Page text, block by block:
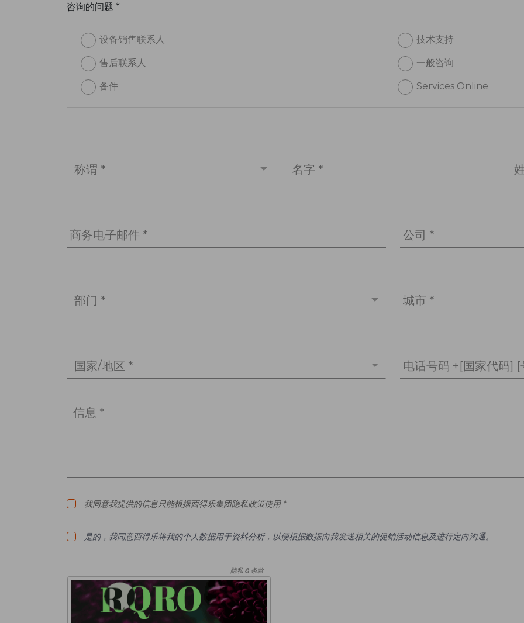
咨询的问题 *
设备销售联系人 技术支持
售后联系人 一般咨询
备件 Services Online
称谓 * 名字 *
商务电子邮件 * 公司 *
部门 * 城市 *
国家/地区 * 电话号码 +[国家代码] [
我同意我提供的信息只能根据西得乐集团隐私政策使用 *
是的，我同意西得乐将我的个人数据用于资料分析，以便根据数据向我发送相关的促销活动信息及进行定向沟通。